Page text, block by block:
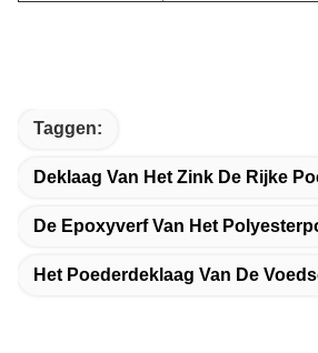
Taggen:
Deklaag Van Het Zink De Rijke
De Epoxyverf Van Het
Het Poederdeklaag Van De